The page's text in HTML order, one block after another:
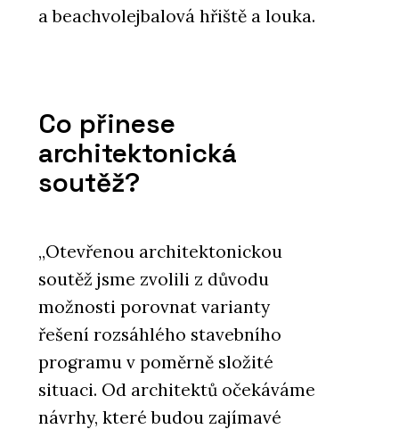
a beachvolejbalová hřiště a louka.
Co přinese
architektonická
soutěž?
„Otevřenou architektonickou
soutěž jsme zvolili z důvodu
možnosti porovnat varianty
řešení rozsáhlého stavebního
programu v poměrně složité
situaci. Od architektů očekáváme
návrhy, které budou zajímavé